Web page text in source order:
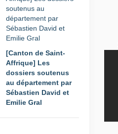
[Canton de Saint-
Affrique] Les
dossiers soutenus
au département par
Sébastien David et
Emilie Gral